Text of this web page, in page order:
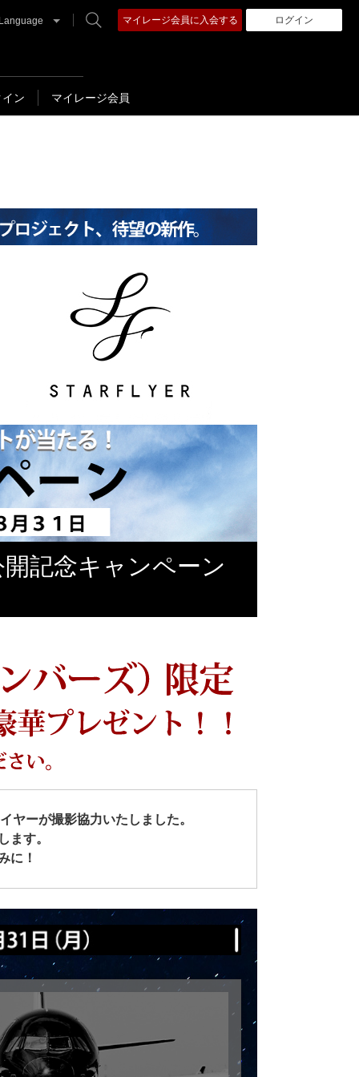
ン マイレージ会員
マイレージ会員に入会する ログイン
記念キャンペーン
ヤーが撮影協力いたしました。
ます。
に！